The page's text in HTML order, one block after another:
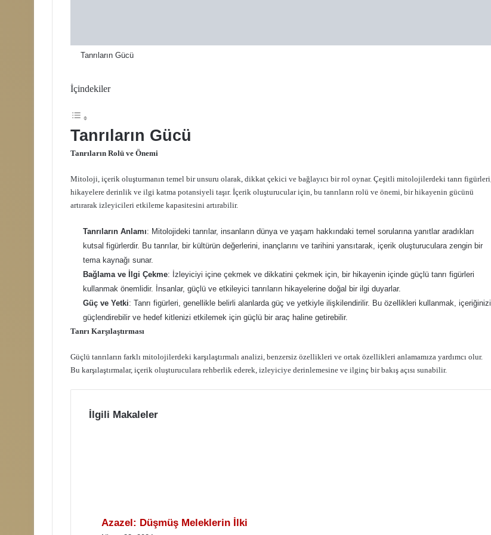
Tanrıların Gücü
İçindekiler
Tanrıların Gücü
Tanrıların Rolü ve Önemi
Mitoloji, içerik oluşturmanın temel bir unsuru olarak, dikkat çekici ve bağlayıcı bir rol oynar. Çeşitli mitolojilerdeki tanrı figürleri,
hikayelere derinlik ve ilgi katma potansiyeli taşır. İçerik oluşturucular için, bu tanrıların rolü ve önemi, bir hikayenin gücünü
artırarak izleyicileri etkileme kapasitesini artırabilir.
Tanrıların Anlamı: Mitolojideki tanrılar, insanların dünya ve yaşam hakkındaki temel sorularına yanıtlar aradıkları
kutsal figürlerdir. Bu tanrılar, bir kültürün değerlerini, inançlarını ve tarihini yansıtarak, içerik oluşturuculara zengin bir
tema kaynağı sunar.
Bağlama ve İlgi Çekme: İzleyiciyi içine çekmek ve dikkatini çekmek için, bir hikayenin içinde güçlü tanrı figürleri
kullanmak önemlidir. İnsanlar, güçlü ve etkileyici tanrıların hikayelerine doğal bir ilgi duyarlar.
Güç ve Yetki: Tanrı figürleri, genellikle belirli alanlarda güç ve yetkiyle ilişkilendirilir. Bu özellikleri kullanmak, içeriğinizi
güçlendirebilir ve hedef kitlenizi etkilemek için güçlü bir araç haline getirebilir.
Tanrı Karşılaştırması
Güçlü tanrıların farklı mitolojilerdeki karşılaştırmalı analizi, benzersiz özellikleri ve ortak özellikleri anlamamıza yardımcı olur.
Bu karşılaştırmalar, içerik oluşturuculara rehberlik ederek, izleyiciye derinlemesine ve ilginç bir bakış açısı sunabilir.
İlgili Makaleler
Azazel: Düşmüş Meleklerin İlki